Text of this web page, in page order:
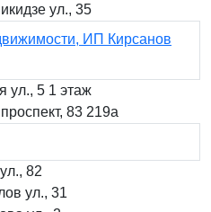
ул., 35
ИП Кирсанов
ул., 5 1 этаж
83 219а
82
ул., 31